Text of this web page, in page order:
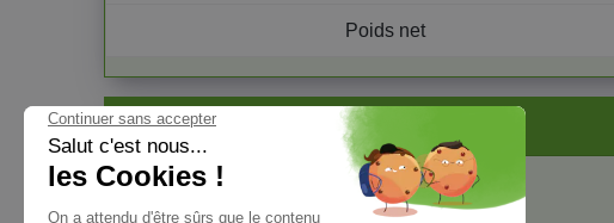
Poids net
Conditions